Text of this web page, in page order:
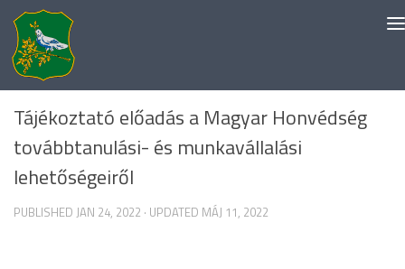
Skip to content
EGYÉB KATEGÓRIA
Tájékoztató előadás a Magyar Honvédség
továbbtanulási- és munkavállalási
lehetőségeiről
PUBLISHED JAN 24, 2022 · UPDATED MÁJ 11, 2022